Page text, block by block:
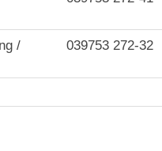
/
039753 272-32